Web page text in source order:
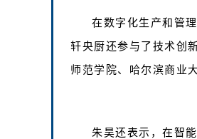
在数字化生产和管
轩央厨还参与了技术创
师范学院、哈尔滨商业
朱昊还表示，在智